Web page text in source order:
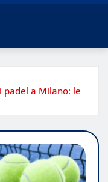
padel a Milano: le